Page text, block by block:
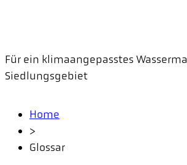
Für ein klimaangepasstes
Siedlungsgebiet
Home
>
Glossar